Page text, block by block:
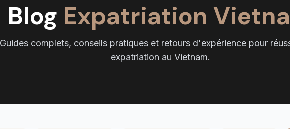
Blog Expatriation
Guides complets, conseils pratiques et retours d'expérience pour
expatriation au Vietnam.